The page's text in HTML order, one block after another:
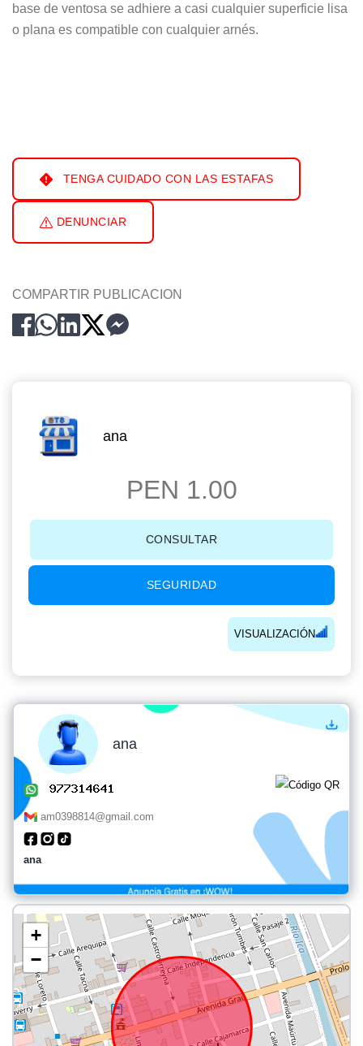
base de ventosa se adhiere a casi cualquier superficie lisa
o plana es compatible con cualquier arnés.
TENGA CUIDADO CON LAS ESTAFAS
DENUNCIAR
COMPARTIR PUBLICACION
ana
PEN 1.00
CONSULTAR
SEGURIDAD
VISUALIZACIÓN
ana
am0398814@gmail.com
ana
+
−